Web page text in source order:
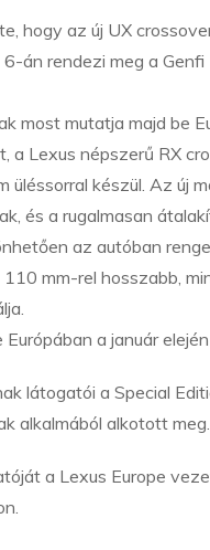
hogy az új UX
án rendezi meg a Genfi
most mutatja majd be
a Lexus népszerű RX
üléssorral készül. Az új
és a rugalmasan
az autóban
mm-rel hosszabb,
Európában a január
látogatói a Special
alkalmából alkotott meg.
a Lexus Europe